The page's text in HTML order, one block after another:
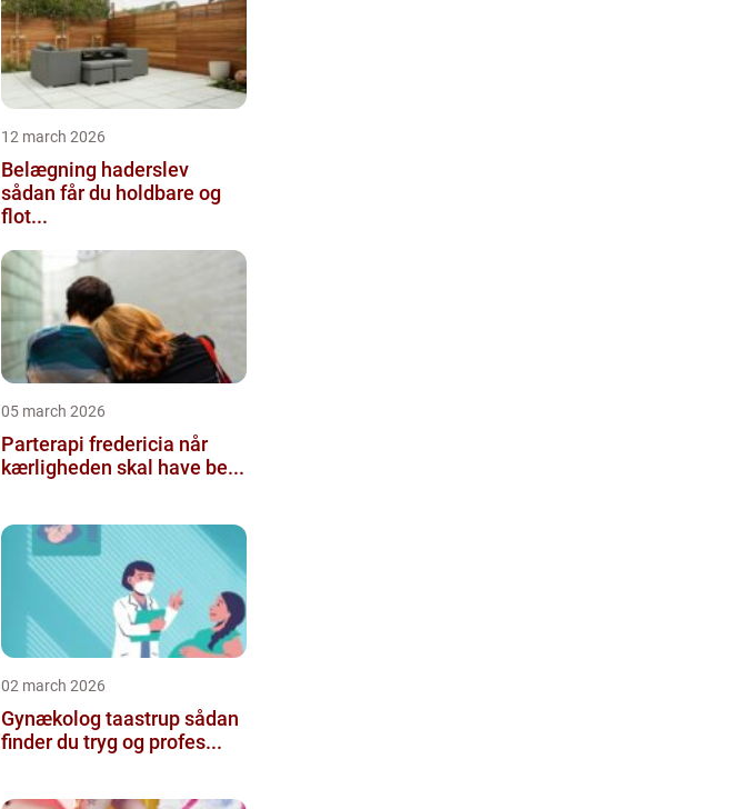
12 march 2026
Belægning haderslev
sådan får du holdbare og
flot...
05 march 2026
Parterapi fredericia når
kærligheden skal have be...
02 march 2026
Gynækolog taastrup sådan
finder du tryg og profes...